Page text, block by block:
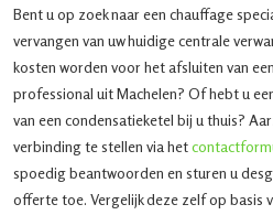
Bent u op zoek naar een chauffage
vervangen van uw huidige centrale
kosten worden voor het afsluiten van
professional uit Machelen? Of hebt u
van een condensatieketel bij u thuis?
verbinding te stellen via het
spoedig beantwoorden en sturen u
offerte toe. Vergelijk deze zelf op basis